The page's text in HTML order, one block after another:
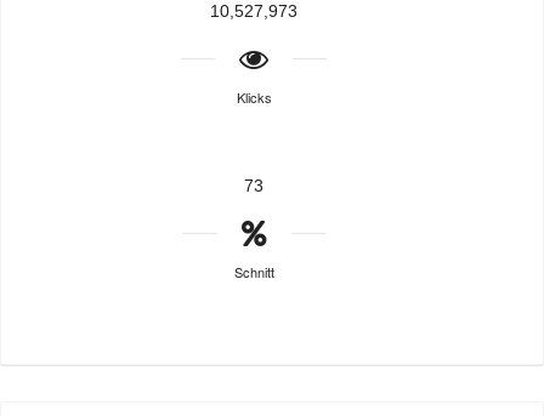
10,527,973
Klicks
73
Schnitt